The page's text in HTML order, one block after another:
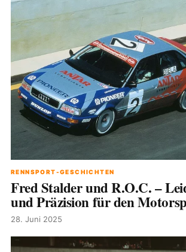
RENNSPORT-GESCHICHTEN
Fred Stalder und R.O.C. –
und Präzision für den
28. Juni 2025